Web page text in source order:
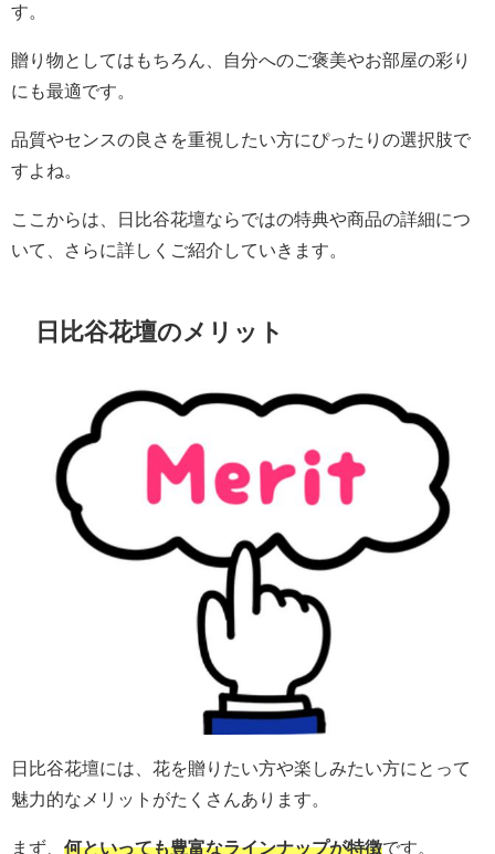
す。
贈り物としてはもちろん、自分へのご褒美やお部屋の彩り
にも最適です。
品質やセンスの良さを重視したい方にぴったりの選択肢で
すよね。
ここからは、日比谷花壇ならではの特典や商品の詳細につ
いて、さらに詳しくご紹介していきます。
日比谷花壇のメリット
日比谷花壇には、花を贈りたい方や楽しみたい方にとって
魅力的なメリットがたくさんあります。
まず、 何といっても豊富なラインナップが特徴です。